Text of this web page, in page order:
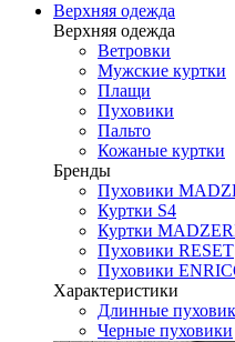
Верхняя одежда
Верхняя одежда
Ветровки
Мужские куртки
Плащи
Пуховики
Пальто
Кожаные куртки
Бренды
Пуховики
Куртки S4
Куртки
Пуховики RESET
Пуховики
Характеристики
Длинные
Черные пуховики